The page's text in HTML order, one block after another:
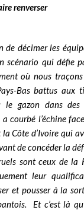
renverser
de décimer les
scénario qui défie
où nous
Bas battus aux
gazon dans
courbé l’échine
Côte d’Ivoire qui
de concéder la
sont ceux de la
leur
et pousser à la
Et c’est là